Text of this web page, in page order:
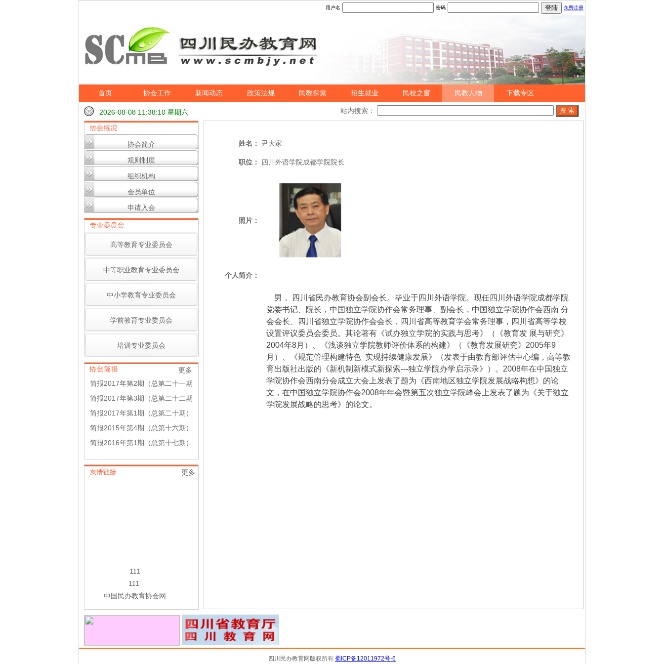
用户名 密码 免费注册
首页 协会工作 新闻动态 政策法规 民教探索 招生就业 民校之窗 民教人物 下载专区
站内搜索：
2026-08-08 11:38:11 星期六
协会简介
规则制度
组织机构
会员单位
申请入会
高等教育专业委员会
中等职业教育专业委员会
中小学教育专业委员会
学前教育专业委员会
培训专业委员会
更多
简报2017年第2期（总第二十一期
简报2017年第3期（总第二十二期
简报2017年第1期（总第二十期）
简报2015年第4期（总第十六期）
简报2016年第1期（总第十七期）
更多
111
111'
中国民办教育协会网
姓名： 尹大家
职位： 四川外语学院成都学院院长
照片：
个人简介：
男， 四川省民办教育协会副会长。毕业于四川外语学院。现任四川外语学院成都学院
党委书记、院长，中国独立学院协作会常务理事、副会长，中国独立学院协作会西南 分
会会长、四川省独立学院协作会会长，四川省高等教育学会常务理事，四川省高等学校
设置评议委员会委员。其论著有《试办独立学院的实践与思考》（《教育发 展与研究》
2004年8月）、《浅谈独立学院教师评价体系的构建》（《教育发展研究》 2005年9
月）、《规范管理构建特色 实现持续健康发展》（发表于由教育部评估中心编，高等教
育出版社出版的《新机制新模式新探索---独立学院办学启示录》）。 2008年在中国独立
学院协作会西南分会成立大会上发表了题为《西南地区独立学院发展战略构想》的论
文，在中国独立学院协作会2008年年会暨第五次独立学院峰会上发表了题为《关于独立
学院发展战略的思考》的论文。
四川民办教育网版权所有 蜀ICP备12011972号-6